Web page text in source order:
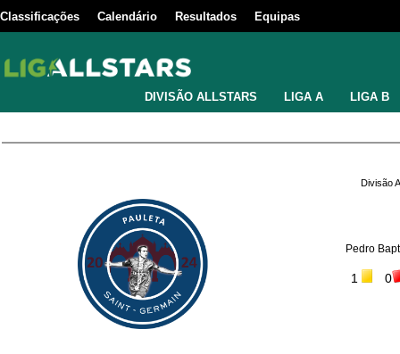
Classificações Calendário Resultados Equipas
DIVISÃO ALLSTARS LIGA A LIGA B
Divisão
Pedro
1 0